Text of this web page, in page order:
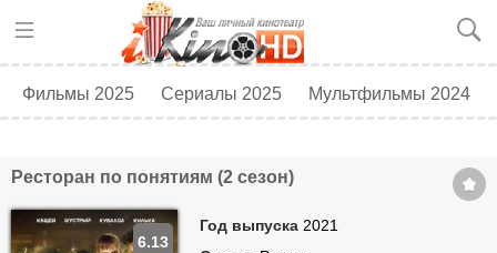
Фильмы 2025 Сериалы 2025 Мультфильмы 2024
Ресторан по понятиям (2 сезон)
Год выпуска 2021
6.13